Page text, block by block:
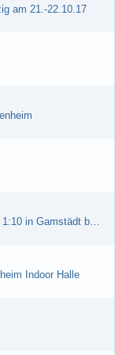
am 21.-22.10.17
Sportkreismeisterschaft Elektro Offroad ORE 1:10 in Gamstädt bei Erfurt, Outdoor mit Indoor Ausweichmöglichkeit!!!
Indoor Halle